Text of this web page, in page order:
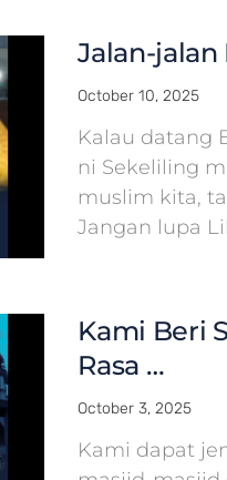
Jalan-
October 10, 2025
Kalau datang
ni Sekeliling
muslim kita,
Jangan lupa
Kami Beri
Rasa …
October 3, 2025
Kami dapat